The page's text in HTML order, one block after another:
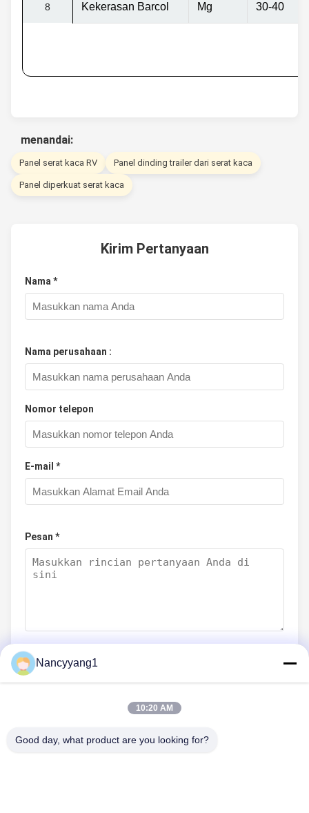
8 Kekerasan Barcol Mg 30-40
menandai:
Panel serat kaca RV Panel dinding trailer dari serat kaca
Panel diperkuat serat kaca
Kirim Pertanyaan
Nama *
Nama perusahaan :
Nomor telepon
E-mail *
Pesan *
HUBUNGI KAMI
Nancyyang1
10:20 AM
Good day, what product are you looking for?